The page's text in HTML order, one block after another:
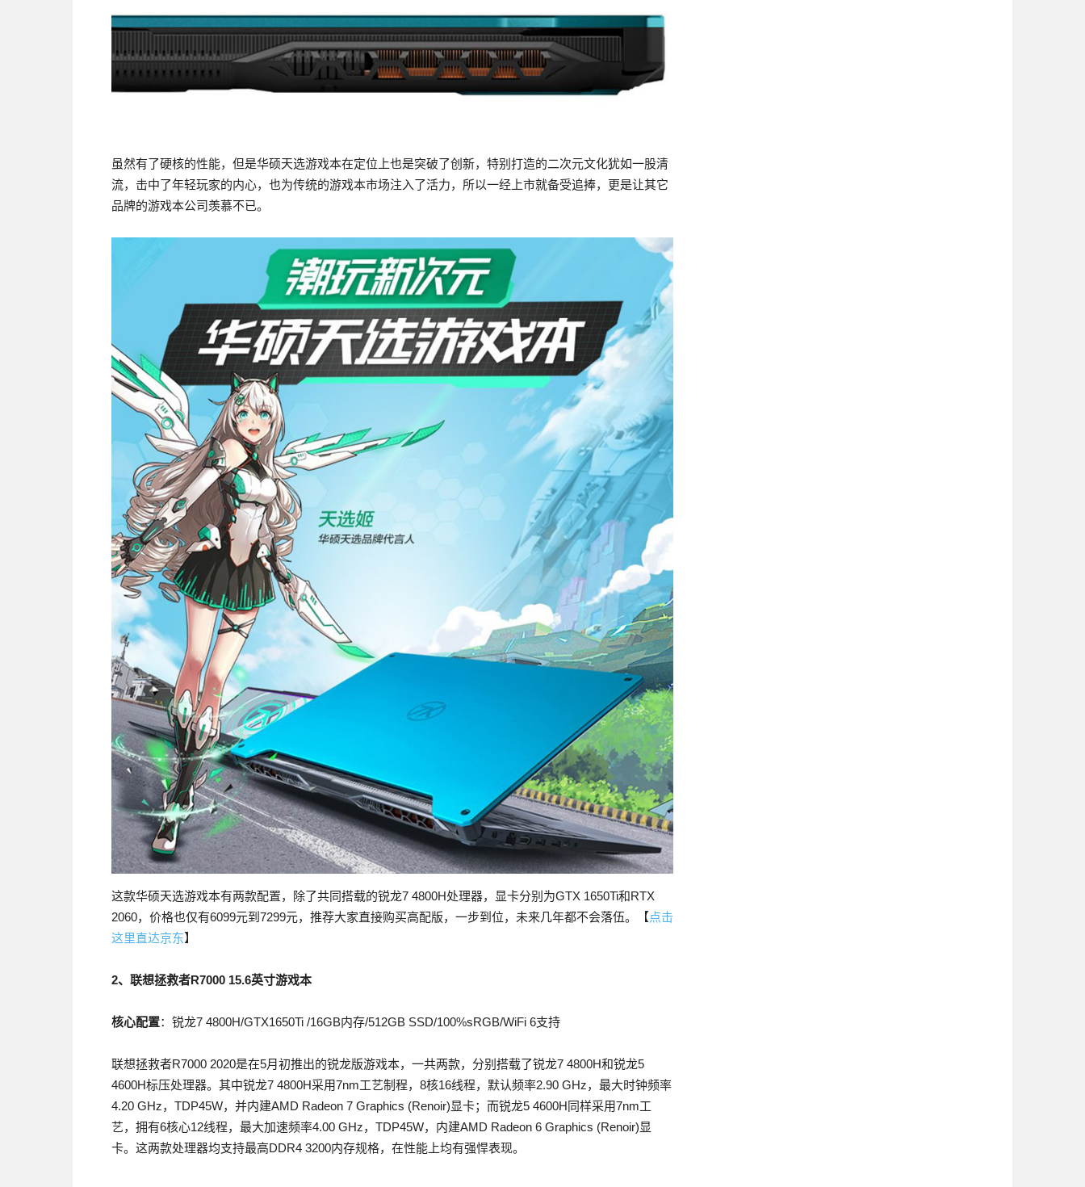
虽然有了硬核的性能，但是华硕天选游戏本在定位上也是突破了创新，特别打造的二次元文化犹如一股清
流，击中了年轻玩家的内心，也为传统的游戏本市场注入了活力，所以一经上市就备受追捧，更是让其它
品牌的游戏本公司羡慕不已。
这款华硕天选游戏本有两款配置，除了共同搭载的锐龙7 4800H处理器，显卡分别为GTX 1650Ti和RTX
2060，价格也仅有6099元到7299元，推荐大家直接购买高配版，一步到位，未来几年都不会落伍。【点击
这里直达京东】
2、联想拯救者R7000 15.6英寸游戏本
核心配置：锐龙7 4800H/GTX1650Ti /16GB内存/512GB SSD/100%sRGB/WiFi 6支持
联想拯救者R7000 2020是在5月初推出的锐龙版游戏本，一共两款，分别搭载了锐龙7 4800H和锐龙5
4600H标压处理器。其中锐龙7 4800H采用7nm工艺制程，8核16线程，默认频率2.90 GHz，最大时钟频率
4.20 GHz，TDP45W，并内建AMD Radeon 7 Graphics (Renoir)显卡；而锐龙5 4600H同样采用7nm工
艺，拥有6核心12线程，最大加速频率4.00 GHz，TDP45W，内建AMD Radeon 6 Graphics (Renoir)显
卡。这两款处理器均支持最高DDR4 3200内存规格，在性能上均有强悍表现。